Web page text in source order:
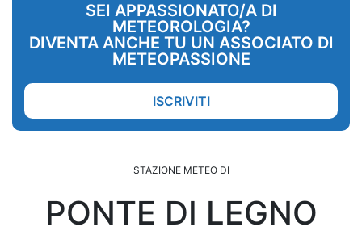
SEI APPASSIONATO/A DI
METEOROLOGIA?
DIVENTA ANCHE TU UN ASSOCIATO DI
METEOPASSIONE
ISCRIVITI
STAZIONE METEO DI
PONTE DI LEGNO